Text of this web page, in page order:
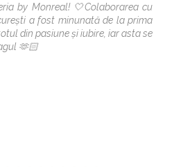
by Monreal! 🤍Colaborarea cu
a fost minunată de la prima
din pasiune și iubire, iar asta se
🫶🏻